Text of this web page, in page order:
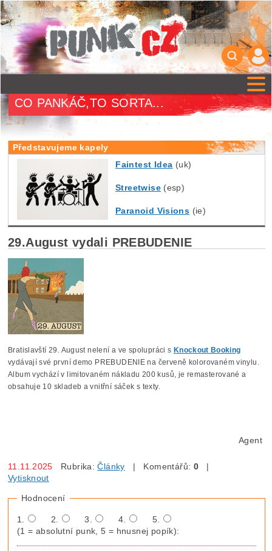
CO PANKÁČ,TO SORTA...
Představujeme kapely
Faintest Idea (uk)
Streetwise(esp)
Paranoid Visions (ie)
29.August vydali PREBUDENIE
Bratislavští 29. August nelení a ve spolupráci s Knockout Booking
vydávají své první demo PREBUDENIE na červeně kolorovaném vinylu.
Album vychází v limitovaném nákladu 200 kusů, je remasterované a
obsahuje 10 skladeb a vnitřní sáček s texty.
Agent
11.11.2025 Rubrika:Články | Komentářů: 0 |
Vytisknout
Hodnocení
1. 2. 3. 4.
5.
(1 = absolutní punk, 5 = hnusnej popík):